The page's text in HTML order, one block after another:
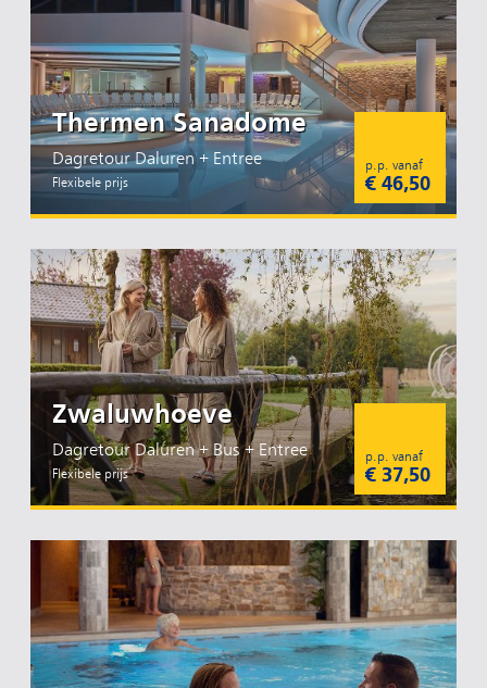
Thermen Sanadome
Dagretour Daluren + Entree
Flexibele prijs
p.p. vanaf
€ 46,50
Zwaluwhoeve
Dagretour Daluren + Bus + Entree
Flexibele prijs
p.p. vanaf
€ 37,50